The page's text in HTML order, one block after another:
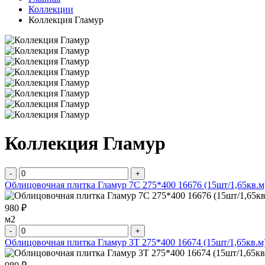
Коллекции
Коллекция Гламур
Коллекция Гламур
- +
Облицовочная плитка Гламур 7С 275*400 16676 (15шт/
980 ₽
м2
- +
Облицовочная плитка Гламур 3Т 275*400 16674 (15шт/